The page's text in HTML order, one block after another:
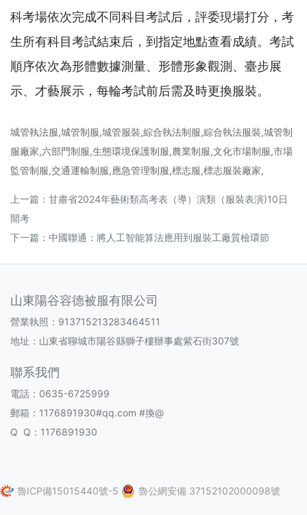
科考場依次完成不同科目考試后，評委現場打分，考
生所有科目考試結束后，到指定地點查看成績。考試
順序依次為形體數據測量、形體形象觀測、臺步展
示、才藝展示，每輪考試前后需及時更換服裝。
城管執法服,城管制服,城管服裝,綜合執法制服,綜合執法服裝,城管制
服廠家,六部門制服,生態環境保護制服,農業制服,文化市場制服,市場
監管制服,交通運輸制服,應急管理制服,標志服,標志服裝廠家,
上一篇： 甘肅省2024年藝術類高考表（導）演類（服裝表演)10日
開考
下一篇： 中國聯通：將人工智能算法應用到服裝工廠質檢環節
山東陽谷容德被服有限公司
營業執照：913715213283464511
地址：山東省聊城市陽谷縣獅子樓辦事處紫石街307號
聯系我們
電話：0635-6725999
郵箱：1176891930#qq.com #換@
Q Q：1176891930
魯ICP備15015440號-5 魯公網安備 37152102000098號